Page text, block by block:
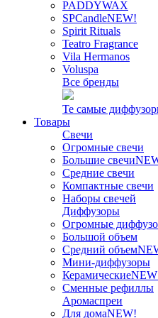
PADDYWAX
SPCandleNEW!
Spirit Rituals
Teatro Fragrance
Vila Hermanos
Voluspa
Все бренды
Те самые
Товары
Свечи
Огромные свечи
Большие свечи
Средние свечи
Компактные свечи
Наборы свечей
Диффузоры
Огромные
Большой объем
Средний объем
Мини-диффузоры
Керамические
Сменные рефиллы
Аромаспреи
Для домаNEW!